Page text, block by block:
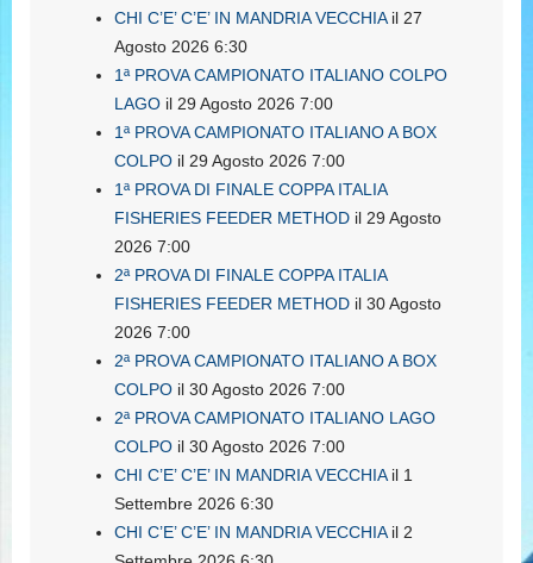
CHI C’E’ C’E’ IN MANDRIA VECCHIAil 27
Agosto 2026 6:30
1ª PROVA CAMPIONATO ITALIANO COLPO
LAGO il 29 Agosto 2026 7:00
1ª PROVA CAMPIONATO ITALIANO A BOX
COLPO il 29 Agosto 2026 7:00
1ª PROVA DI FINALE COPPA ITALIA
FISHERIES FEEDER METHOD il 29 Agosto
2026 7:00
2ª PROVA DI FINALE COPPA ITALIA
FISHERIES FEEDER METHOD il 30 Agosto
2026 7:00
2ª PROVA CAMPIONATO ITALIANO A BOX
COLPO il 30 Agosto 2026 7:00
2ª PROVA CAMPIONATO ITALIANO LAGO
COLPO il 30 Agosto 2026 7:00
CHI C’E’ C’E’ IN MANDRIA VECCHIAil 1
Settembre 2026 6:30
CHI C’E’ C’E’ IN MANDRIA VECCHIAil 2